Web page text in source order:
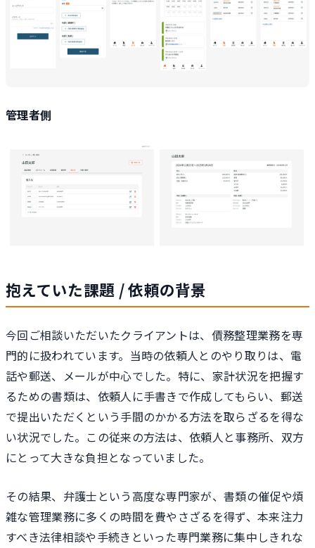
管理者側
抱えていた課題 / 依頼の背景
今回ご相談いただいたクライアントは、債務整理業務を専
門的に扱われています。当時の依頼人とのやり取りは、電
話や郵送、メールが中心でした。特に、家計状況を把握す
るための書類は、依頼人に手書きで作成してもらい、郵送
で提出いただくという手間のかかる方法を取らざるを得な
い状況でした。この従来の方法は、依頼人と事務所、双方
にとって大きな負担となっていました。
その結果、弁護士という高度な専門家が、書類の催促や煩
雑な管理業務に多くの時間を費やさざるを得ず、本来注力
すべき法律相談や手続きといった専門業務に集中しきれな